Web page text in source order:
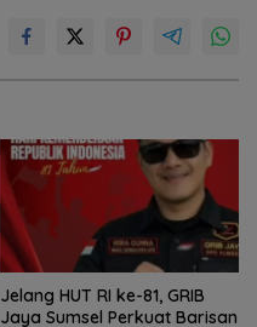
Jelang HUT RI ke-81, GRIB
Jaya Sumsel Perkuat Barisan